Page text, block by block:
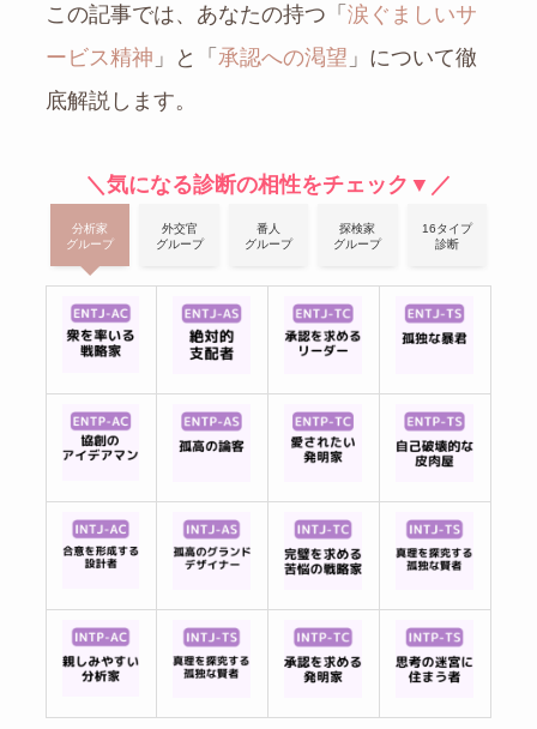
この記事では、あなたの持つ「 涙ぐましいサ
ービス精神 」と「 承認への渇望 」について徹
底解説します。
＼気になる診断の相性をチェック▼／
分析家
グループ
外交官
グループ
番人
グループ
探検家
グループ
16タイプ
診断